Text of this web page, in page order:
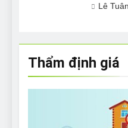
Lê Tuân
Thẩm định giá